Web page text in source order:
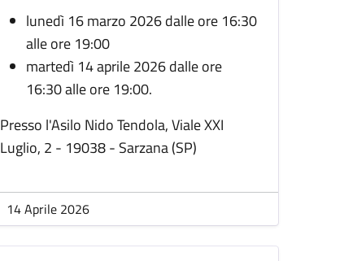
lunedì 16 marzo 2026 dalle ore 16:30
alle ore 19:00
martedì 14 aprile 2026 dalle ore
16:30 alle ore 19:00.
Presso l'Asilo Nido Tendola, Viale XXI
Luglio, 2 - 19038 - Sarzana (SP)
14 Aprile 2026